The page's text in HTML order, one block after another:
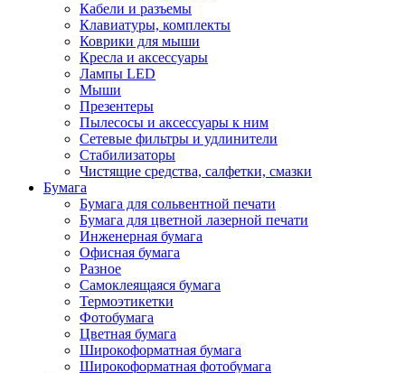
Кабели и разъемы
Клавиатуры, комплекты
Коврики для мыши
Кресла и аксессуары
Лампы LED
Мыши
Презентеры
Пылесосы и аксессуары к ним
Сетевые фильтры и удлинители
Стабилизаторы
Чистящие средства, салфетки, смазки
Бумага
Бумага для сольвентной печати
Бумага для цветной лазерной печати
Инженерная бумага
Офисная бумага
Разное
Самоклеящаяся бумага
Термоэтикетки
Фотобумага
Цветная бумага
Широкоформатная бумага
Широкоформатная фотобумага